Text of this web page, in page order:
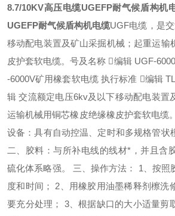
8.7/10KV高压电缆UGEFP耐气候盾构机
UGEFP耐气候盾构机电缆UGF电缆，是
移动配电装置及矿山采掘机械；起重运输
皮护套软电缆。号及名称 编辑 UGF-
-6000V矿用橡套软电缆 执行标准 编辑
辑 交流额定电压6kv及以下移动配电装置
运输机械用铜芯橡皮绝缘橡皮护套软电缆
设备：具有自动控温、定时和多规格管状
二、胶料：与所补电线的线材*，并且含
硫化体系略强。 三、操作方法： 1、按照
度和时间； 2、用橡胶用油墨稀释剂檫洗
要充分处理； 3、根据缺口的大小适量剪